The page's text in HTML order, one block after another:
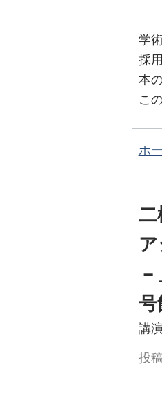
学
採
本
こ
ホ
号
講
投